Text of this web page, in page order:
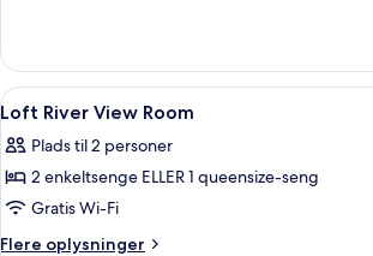
View
King
Room
Extra
Large
101
King
Room
Indlæs
alle
billeder
af
Loft
River
Et rummeligt
7
Loft River View Room
Plads til 2 personer
2 enkeltsenge ELLER 1 queensize-seng
Gratis Wi-Fi
Flere oplysninger
Flere